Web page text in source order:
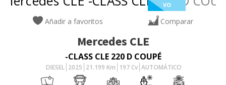
VO
Añadir a favoritos Comparar
Mercedes CLE
-CLASS CLE 220 D COUPÉ
DIESEL 2025 21.199 Km 197 Cv AUTOMÁTICO